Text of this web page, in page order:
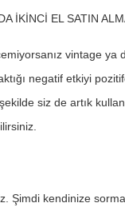
İKİNCİ EL SATIN
vintage
negatif etkiyi
siz de artık
Şimdi kendinize